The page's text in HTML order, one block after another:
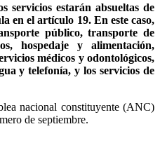
servicios estarán absueltas de
en el artículo 19. En este caso,
público, transporte de
hospedaje y alimentación,
médicos y odontológicos,
y telefonía, y los servicios de
nacional constituyente (ANC)
de septiembre.